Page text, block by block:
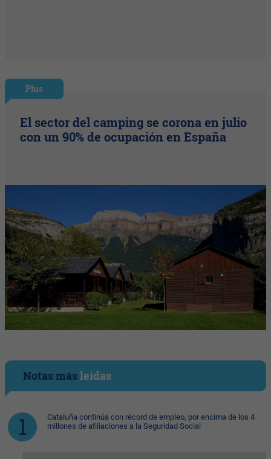
Plus
El sector del camping se corona en julio
con un 90% de ocupación en España
Notas másleídas
Cataluña continúa con récord de empleo, por encima de los 4
millones de afiliaciones a la Seguridad Social